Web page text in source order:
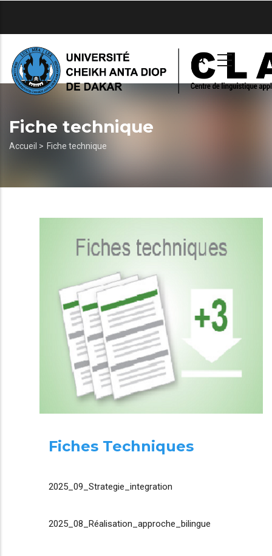
principal
Fiche technique
Fil
Accueil > Fiche technique
Fiches Techniques
2025_09_Strategie_integration
2025_08_Réalisation_approche_bilingue